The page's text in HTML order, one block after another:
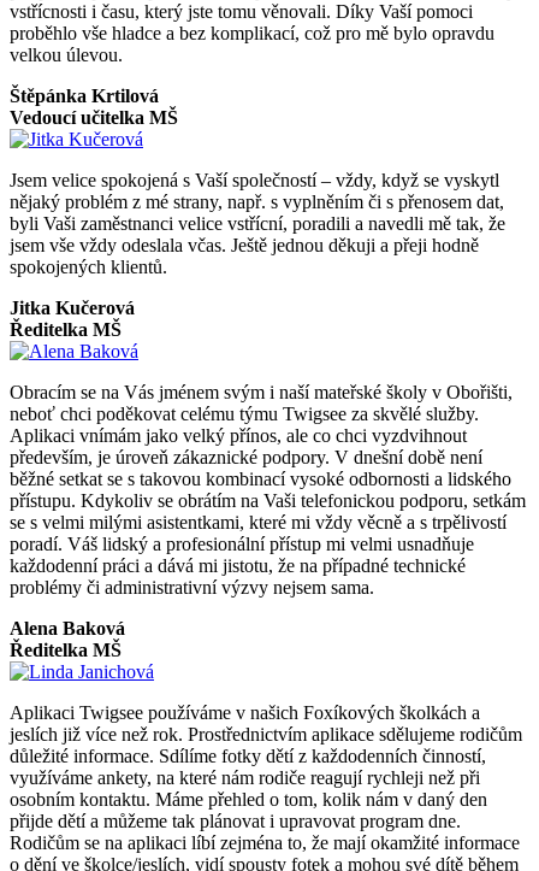
vstřícnosti i času, který jste tomu věnovali. Díky Vaší pomoci
proběhlo vše hladce a bez komplikací, což pro mě bylo opravdu
velkou úlevou.
Štěpánka Krtilová
Vedoucí učitelka MŠ
Jsem velice spokojená s Vaší společností – vždy, když se vyskytl
nějaký problém z mé strany, např. s vyplněním či s přenosem dat,
byli Vaši zaměstnanci velice vstřícní, poradili a navedli mě tak, že
jsem vše vždy odeslala včas. Ještě jednou děkuji a přeji hodně
spokojených klientů.
Jitka Kučerová
Ředitelka MŠ
Obracím se na Vás jménem svým i naší mateřské školy v Obořišti,
neboť chci poděkovat celému týmu Twigsee za skvělé služby.
Aplikaci vnímám jako velký přínos, ale co chci vyzdvihnout
především, je úroveň zákaznické podpory. V dnešní době není
běžné setkat se s takovou kombinací vysoké odbornosti a lidského
přístupu. Kdykoliv se obrátím na Vaši telefonickou podporu, setkám
se s velmi milými asistentkami, které mi vždy věcně a s trpělivostí
poradí. Váš lidský a profesionální přístup mi velmi usnadňuje
každodenní práci a dává mi jistotu, že na případné technické
problémy či administrativní výzvy nejsem sama.
Alena Baková
Ředitelka MŠ
Aplikaci Twigsee používáme v našich Foxíkových školkách a
jeslích již více než rok. Prostřednictvím aplikace sdělujeme rodičům
důležité informace. Sdílíme fotky dětí z každodenních činností,
využíváme ankety, na které nám rodiče reagují rychleji než při
osobním kontaktu. Máme přehled o tom, kolik nám v daný den
přijde dětí a můžeme tak plánovat i upravovat program dne.
Rodičům se na aplikaci líbí zejména to, že mají okamžité informace
o dění ve školce/jeslích, vidí spousty fotek a mohou své dítě během